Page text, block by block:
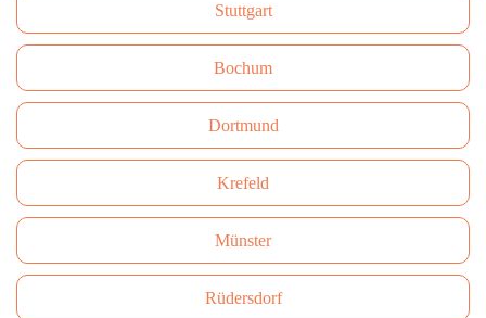
Stuttgart
Bochum
Dortmund
Krefeld
Münster
Rüdersdorf